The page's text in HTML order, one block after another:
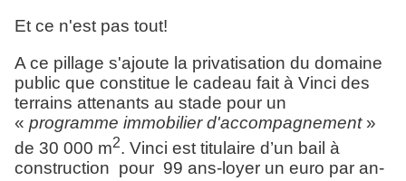
Et ce n'est pas tout!
A ce pillage s'ajoute la privatisation du domaine
public que constitue le cadeau fait à Vinci des
terrains attenants au stade pour un
« programme immobilier d'accompagnement »
de 30 000 m2. Vinci est titulaire d’un bail à
construction pour 99 ans-loyer un euro par an-